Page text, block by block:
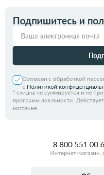
Подпишитесь и
Согласен с обработкой
с Политикой
* скидка не суммируется и не
программ лояльности.
магазине.
8 800 551 00
Интернет-